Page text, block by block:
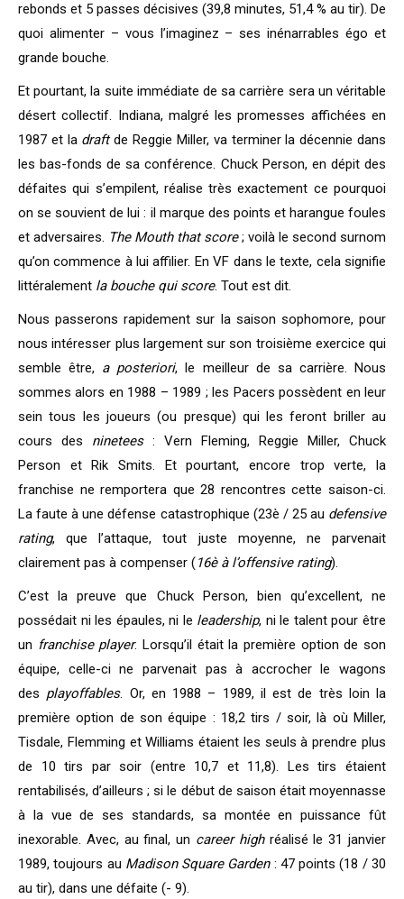
rebonds et 5 passes décisives (39,8 minutes, 51,4 % au tir). De
quoi alimenter – vous l’imaginez – ses inénarrables égo et
grande bouche.
Et pourtant, la suite immédiate de sa carrière sera un véritable
désert collectif. Indiana, malgré les promesses affichées en
1987 et la draftde Reggie Miller, va terminer la décennie dans
les bas-fonds de sa conférence. Chuck Person, en dépit des
défaites qui s’empilent, réalise très exactement ce pourquoi
on se souvient de lui : il marque des points et harangue foules
et adversaires. The Mouth that score; voilà le second surnom
qu’on commence à lui affilier. En VF dans le texte, cela signifie
littéralement la bouche qui score. Tout est dit.
Nous passerons rapidement sur la saison sophomore, pour
nous intéresser plus largement sur son troisième exercice qui
semble être, a posteriori, le meilleur de sa carrière. Nous
sommes alors en 1988 – 1989 ; les Pacers possèdent en leur
sein tous les joueurs (ou presque) qui les feront briller au
cours des ninetees: Vern Fleming, Reggie Miller, Chuck
Person et Rik Smits. Et pourtant, encore trop verte, la
franchise ne remportera que 28 rencontres cette saison-ci.
La faute à une défense catastrophique (23è / 25 au defensive
rating, que l’attaque, tout juste moyenne, ne parvenait
clairement pas à compenser (16è à l’offensive rating).
C’est la preuve que Chuck Person, bien qu’excellent, ne
possédait ni les épaules, ni le leadership, ni le talent pour être
un franchise player. Lorsqu’il était la première option de son
équipe, celle-ci ne parvenait pas à accrocher le wagons
des playoffables. Or, en 1988 – 1989, il est de très loin la
première option de son équipe : 18,2 tirs / soir, là où Miller,
Tisdale, Flemming et Williams étaient les seuls à prendre plus
de 10 tirs par soir (entre 10,7 et 11,8). Les tirs étaient
rentabilisés, d’ailleurs ; si le début de saison était moyennasse
à la vue de ses standards, sa montée en puissance fût
inexorable. Avec, au final, un career high réalisé le 31 janvier
1989, toujours au Madison Square Garden: 47 points (18 / 30
au tir), dans une défaite (- 9).